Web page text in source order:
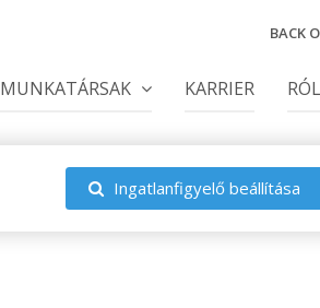
BACK
MUNKATÁRSAK KARRIER
Ingatlanfigyelő beállítása